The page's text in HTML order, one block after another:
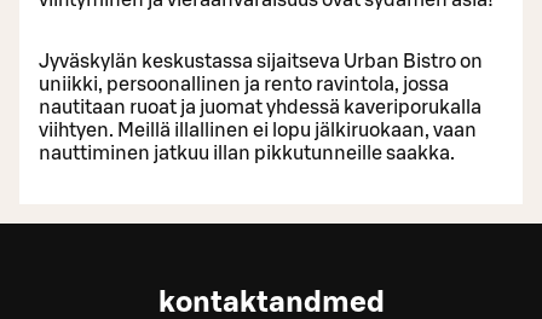
Jyväskylän keskustassa sijaitseva Urban Bistro on
uniikki, persoonallinen ja rento ravintola, jossa
nautitaan ruoat ja juomat yhdessä kaveriporukalla
viihtyen. Meillä illallinen ei lopu jälkiruokaan, vaan
nauttiminen jatkuu illan pikkutunneille saakka.
kontaktandmed